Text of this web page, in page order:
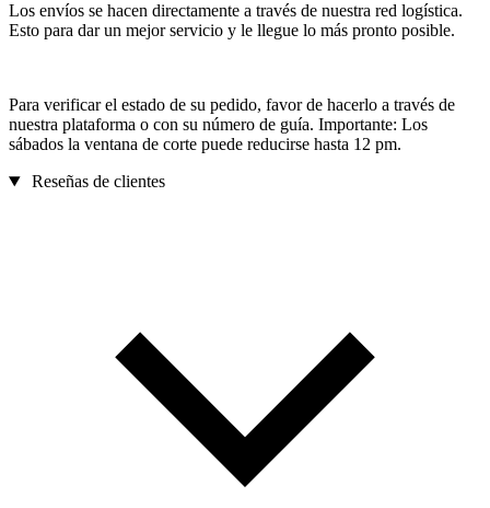
Los envíos se hacen directamente a través de nuestra red logística.
Esto para dar un mejor servicio y le llegue lo más pronto posible.
Para verificar el estado de su pedido, favor de hacerlo a través de
nuestra plataforma o con su número de guía. Importante: Los
sábados la ventana de corte puede reducirse hasta 12 pm.
Reseñas de clientes